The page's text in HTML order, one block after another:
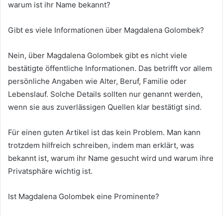
warum ist ihr Name bekannt?
Gibt es viele Informationen über Magdalena Golombek?
Nein, über Magdalena Golombek gibt es nicht viele
bestätigte öffentliche Informationen. Das betrifft vor allem
persönliche Angaben wie Alter, Beruf, Familie oder
Lebenslauf. Solche Details sollten nur genannt werden,
wenn sie aus zuverlässigen Quellen klar bestätigt sind.
Für einen guten Artikel ist das kein Problem. Man kann
trotzdem hilfreich schreiben, indem man erklärt, was
bekannt ist, warum ihr Name gesucht wird und warum ihre
Privatsphäre wichtig ist.
Ist Magdalena Golombek eine Prominente?